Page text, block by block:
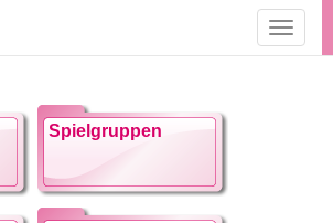
Toggle
Spielgruppen